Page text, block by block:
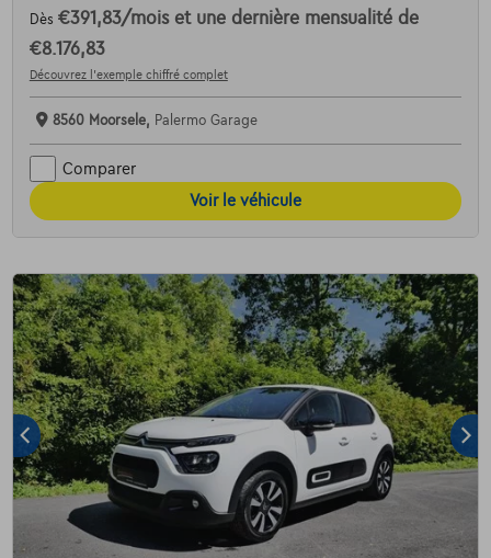
Dès €391,83/mois et une dernière mensualité de
€8.176,83
Découvrez l’exemple chiffré complet
8560 Moorsele, Palermo Garage
Comparer
Voir le véhicule